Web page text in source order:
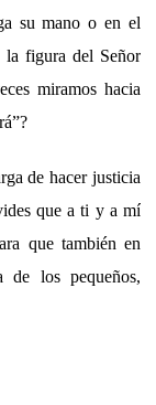
su mano o en el
la figura del Señor
miramos hacia
de hacer justicia
que a ti y a mí
que también en
de los pequeños,